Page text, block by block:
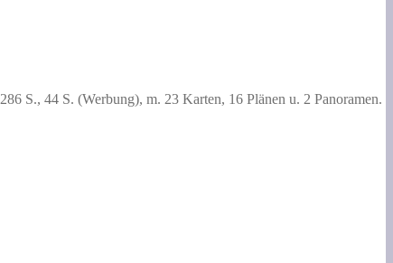
S., 44 S. (Werbung), m. 23 Karten, 16 Plänen u. 2 Panoramen.